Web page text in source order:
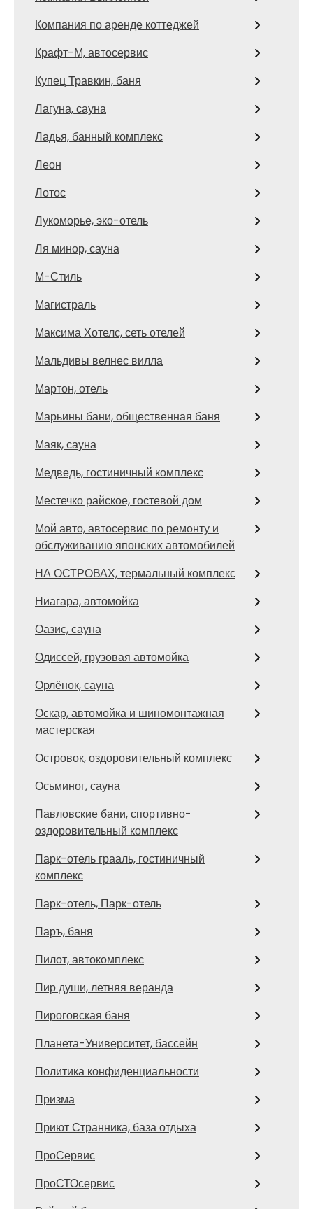
Компания по аренде коттеджей
Крафт-М, автосервис
Купец Травкин, баня
Лагуна, сауна
Ладья, банный комплекс
Леон
Лотос
Лукоморье, эко-отель
Ля минор, сауна
М-Стиль
Магистраль
Максима Хотелс, сеть отелей
Мальдивы велнес вилла
Мартон, отель
Марьины бани, общественная баня
Маяк, сауна
Медведь, гостиничный комплекс
Местечко райское, гостевой дом
Мой авто, автосервис по ремонту и
обслуживанию японских автомобилей
НА ОСТРОВАХ, термальный комплекс
Ниагара, автомойка
Оазис, сауна
Одиссей, грузовая автомойка
Орлёнок, сауна
Оскар, автомойка и шиномонтажная
мастерская
Островок, оздоровительный комплекс
Осьминог, сауна
Павловские бани, спортивно-
оздоровительный комплекс
Парк-отель грааль, гостиничный
комплекс
Парк-отель, Парк-отель
Паръ, баня
Пилот, автокомплекс
Пир души, летняя веранда
Пироговская баня
Планета-Университет, бассейн
Политика конфиденциальности
Призма
Приют Странника, база отдыха
ПроСервис
ПроСТОсервис